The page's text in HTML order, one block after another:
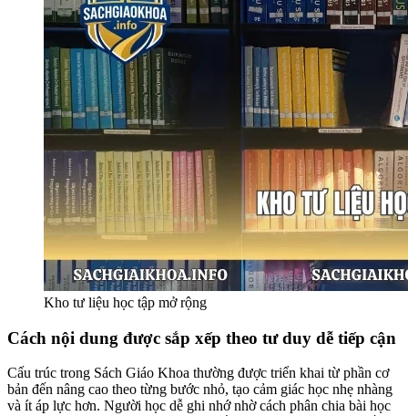
Kho tư liệu học tập mở rộng
Cách nội dung được sắp xếp theo tư duy dễ tiếp cận
Cấu trúc trong Sách Giáo Khoa thường được triển khai từ phần cơ
bản đến nâng cao theo từng bước nhỏ, tạo cảm giác học nhẹ nhàng
và ít áp lực hơn. Người học dễ ghi nhớ nhờ cách phân chia bài học